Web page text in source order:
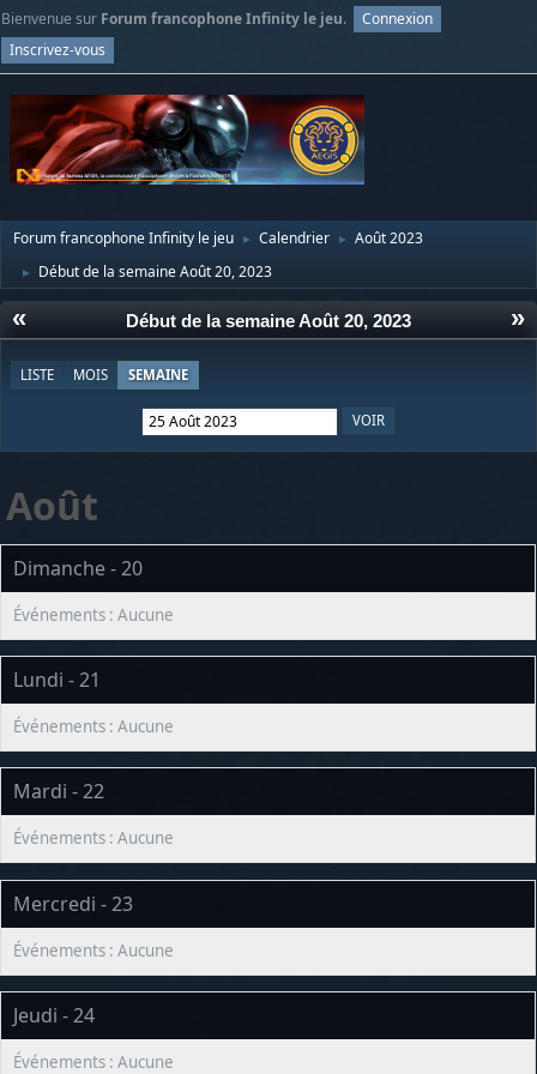
Bienvenue sur Forum francophone Infinity le jeu.
Connexion
Inscrivez-vous
Forum francophone Infinity le jeu ► Calendrier ► Août 2023
► Début de la semaine Août 20, 2023
« »
Début de la semaine Août 20, 2023
LISTE MOIS SEMAINE
Août
Dimanche - 20
Lundi - 21
Mardi - 22
Mercredi - 23
Jeudi - 24